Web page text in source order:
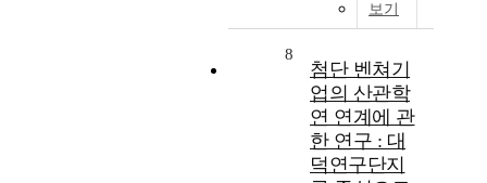
보기
8
첨단 벤쳐기
업의 산관학
연 연계에 관
한 연구 : 대
덕연구단지